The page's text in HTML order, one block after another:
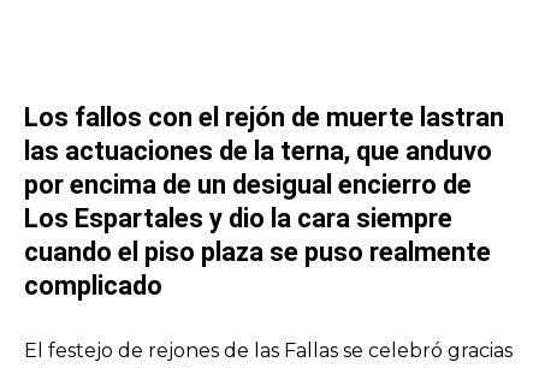
Los fallos con el rejón de muerte lastran
las actuaciones de la terna, que anduvo
por encima de un desigual encierro de
Los Espartales y dio la cara siempre
cuando el piso plaza se puso realmente
complicado
El festejo de rejones de las Fallas se celebró gracias